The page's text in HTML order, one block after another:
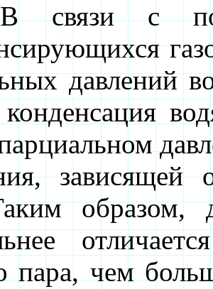
с
давлений
зависящей
образом,
пара, чем